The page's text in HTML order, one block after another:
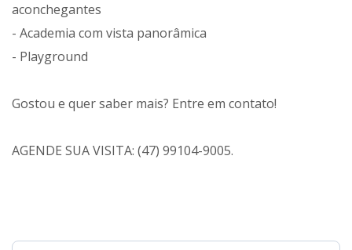
aconchegantes
- Academia com vista panorâmica
- Playground
Gostou e quer saber mais? Entre em contato!
AGENDE SUA VISITA: (47) 99104-9005.